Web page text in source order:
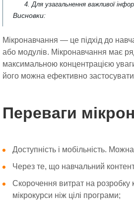
4. Для узагальнення важливої
Висновки:
Мікронавчання — це підхід до
або модулів. Мікронавчання має
максимальною концентрацією
його можна ефективно застосувати
Переваги
Доступність і мобільність.
Через те, що навчальний
Скорочення витрат на розробку
мікрокурси ніж цілі програми;